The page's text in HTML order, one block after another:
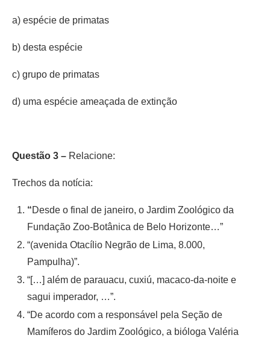
a) espécie de primatas
b) desta espécie
c) grupo de primatas
d) uma espécie ameaçada de extinção
Questão 3 – Relacione:
Trechos da notícia:
“Desde o final de janeiro, o Jardim Zoológico da
Fundação Zoo-Botânica de Belo Horizonte…”
“(avenida Otacílio Negrão de Lima, 8.000,
Pampulha)”.
“[…] além de parauacu, cuxiú, macaco-da-noite e
sagui imperador, …”.
“De acordo com a responsável pela Seção de
Mamíferos do Jardim Zoológico, a bióloga Valéria